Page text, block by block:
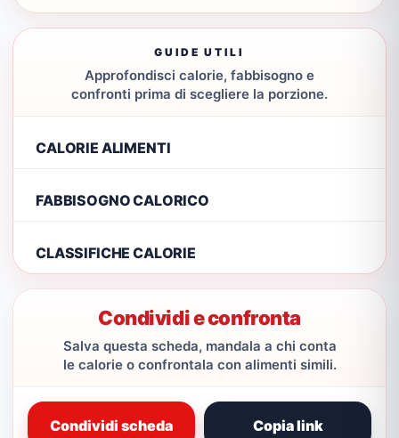
GUIDE UTILI
Approfondisci calorie, fabbisogno e
confronti prima di scegliere la porzione.
CALORIE ALIMENTI
FABBISOGNO CALORICO
CLASSIFICHE CALORIE
Condividi e confronta
Salva questa scheda, mandala a chi conta
le calorie o confrontala con alimenti simili.
Condividi scheda Copia link